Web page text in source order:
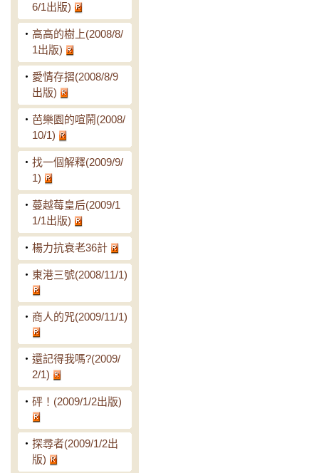
6/1出版)
‧ 高高的樹上(2008/8/
1出版)
‧ 愛情存摺(2008/8/9
出版)
‧ 芭樂園的喧鬧(2008/
10/1)
‧ 找一個解釋(2009/9/
1)
‧ 蔓越莓皇后(2009/1
1/1出版)
‧ 楊力抗衰老36計
‧ 東港三號(2008/11/1)
‧ 商人的咒(2009/11/1)
‧ 還記得我嗎?(2009/
2/1)
‧ 砰！(2009/1/2出版)
‧ 探尋者(2009/1/2出
版)